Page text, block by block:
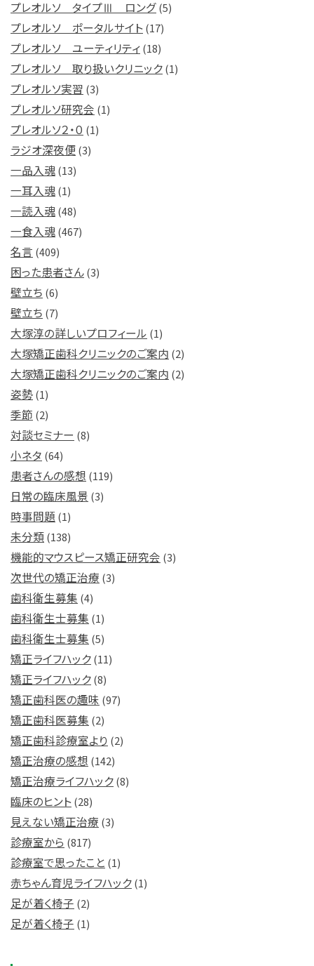
プレオルソ タイプⅢ ロング(5)
プレオルソ ポータルサイト(17)
プレオルソ ユーティリティ(18)
プレオルソ 取り扱いクリニック(1)
プレオルソ実習 (3)
プレオルソ研究会 (1)
プレオルソ２・０ (1)
ラジオ深夜便(3)
一品入魂(13)
一耳入魂(1)
一読入魂(48)
一食入魂(467)
名言 (409)
困った患者さん(3)
壁立ち (6)
壁立ち (7)
大塚淳の詳しいプロフィール (1)
大塚矯正歯科クリニックのご案内 (2)
大塚矯正歯科クリニックのご案内 (2)
姿勢(1)
季節 (2)
対談セミナー (8)
小ネタ (64)
患者さんの感想 (119)
日常の臨床風景 (3)
時事問題 (1)
未分類(138)
機能的マウスピース矯正研究会 (3)
次世代の矯正治療 (3)
歯科衛生募集 (4)
歯科衛生士募集 (1)
歯科衛生士募集 (5)
矯正ライフハック(11)
矯正ライフハック(8)
矯正歯科医の趣味 (97)
矯正歯科医募集 (2)
矯正歯科診療室より (2)
矯正治療の感想 (142)
矯正治療ライフハック(8)
臨床のヒント(28)
見えない矯正治療 (3)
診療室から (817)
診療室で思ったこと (1)
赤ちゃん育児ライフハック(1)
足が着く椅子 (2)
足が着く椅子 (1)